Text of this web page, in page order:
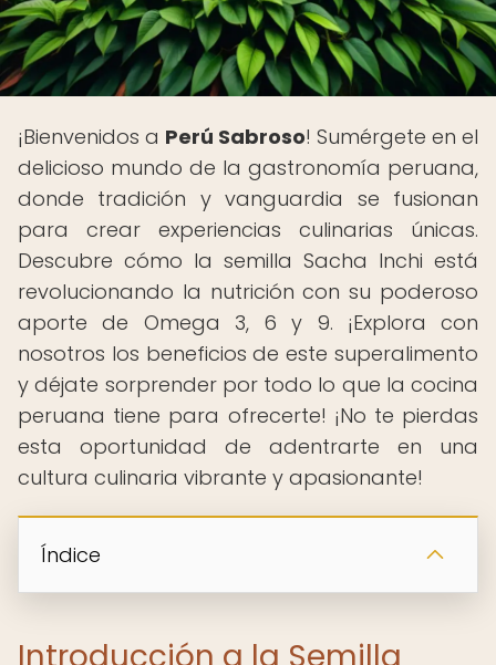
¡Bienvenidos a Perú Sabroso! Sumérgete en el
delicioso mundo de la gastronomía peruana,
donde tradición y vanguardia se fusionan
para crear experiencias culinarias únicas.
Descubre cómo la semilla Sacha Inchi está
revolucionando la nutrición con su poderoso
aporte de Omega 3, 6 y 9. ¡Explora con
nosotros los beneficios de este superalimento
y déjate sorprender por todo lo que la cocina
peruana tiene para ofrecerte! ¡No te pierdas
esta oportunidad de adentrarte en una
cultura culinaria vibrante y apasionante!
Índice